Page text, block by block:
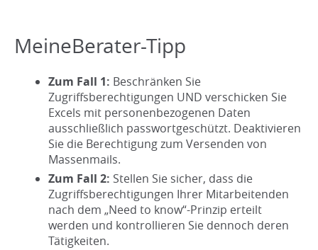
MeineBerater-Tipp
Zum Fall 1: Beschränken Sie
Zugriffsberechtigungen UND verschicken Sie
Excels mit personenbezogenen Daten
ausschließlich passwortgeschützt. Deaktivieren
Sie die Berechtigung zum Versenden von
Massenmails.
Zum Fall 2: Stellen Sie sicher, dass die
Zugriffsberechtigungen Ihrer Mitarbeitenden
nach dem „Need to know“-Prinzip erteilt
werden und kontrollieren Sie dennoch deren
Tätigkeiten.